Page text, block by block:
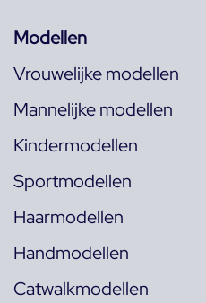
Modellen
Vrouwelijke modellen
Mannelijke modellen
Kindermodellen
Sportmodellen
Haarmodellen
Handmodellen
Catwalkmodellen